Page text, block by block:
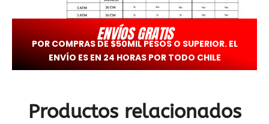
ENVÍOS GRATIS
POR COMPRAS DE $50MIL PESOS O SUPERIOR. EL
ENVÍO ES EN 24 HORAS POR TODO CHILE
Productos relacionados